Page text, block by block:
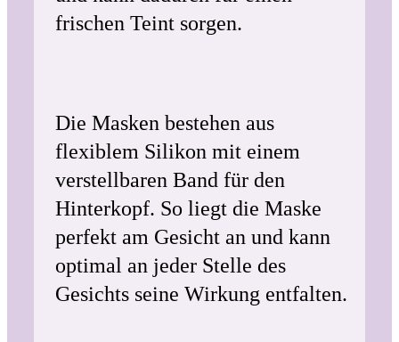
frischen Teint sorgen.
Die Masken bestehen aus
flexiblem Silikon mit einem
verstellbaren Band für den
Hinterkopf. So liegt die Maske
perfekt am Gesicht an und kann
optimal an jeder Stelle des
Gesichts seine Wirkung entfalten.